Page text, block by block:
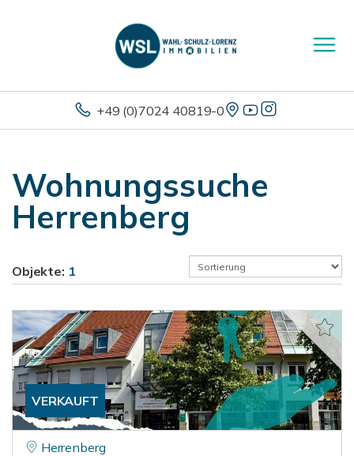
+49 (0)7024 40819-0
Wohnungssuche
Herrenberg
Objekte: 1
VERKAUFT
Herrenberg